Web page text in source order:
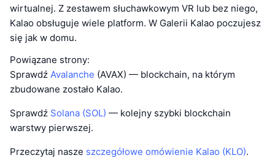
wirtualnej. Z zestawem słuchawkowym VR lub bez niego,
Kalao obsługuje wiele platform. W Galerii Kalao poczujesz
się jak w domu.
Powiązane strony:
Sprawdź Avalanche (AVAX) — blockchain, na którym
zbudowane zostało Kalao.
Sprawdź Solana (SOL) — kolejny szybki blockchain
warstwy pierwszej.
Przeczytaj nasze szczegółowe omówienie Kalao (KLO).